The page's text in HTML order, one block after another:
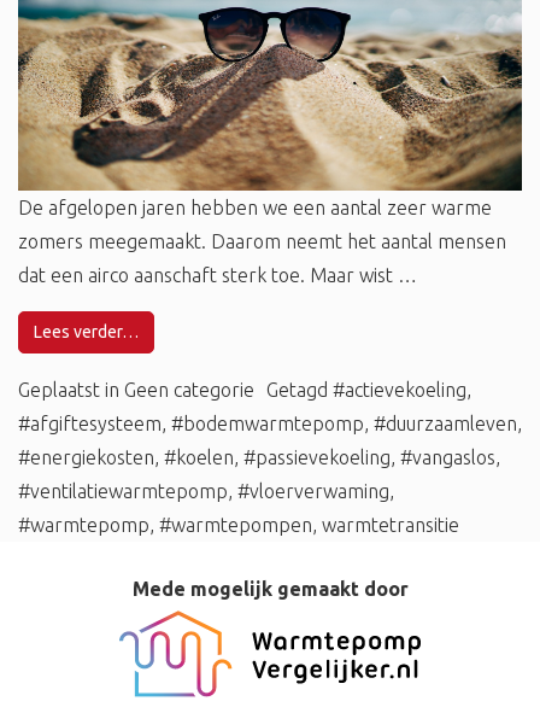
De afgelopen jaren hebben we een aantal zeer warme
zomers meegemaakt. Daarom neemt het aantal mensen
dat een airco aanschaft sterk toe. Maar wist …
Lees verder…
Geplaatst in Geen categorie Getagd #actievekoeling,
#afgiftesysteem, #bodemwarmtepomp, #duurzaamleven,
#energiekosten, #koelen, #passievekoeling, #vangaslos,
#ventilatiewarmtepomp, #vloerverwaming,
#warmtepomp, #warmtepompen, warmtetransitie
Mede mogelijk gemaakt door